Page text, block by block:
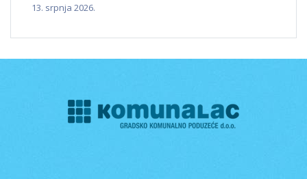
13. srpnja 2026.